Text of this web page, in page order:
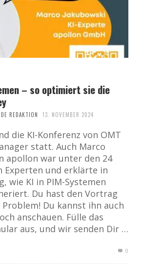
– so optimiert sie die
REDAKTION 13. NOVEMBER 2024
die KI-Konferenz von OMT
statt. Auch Marco
apollon war unter den 24
Experten und erklärte in
wie KI in PIM-Systemen
Du hast den Vortrag
Du kannst ihn auch
anschauen. Fülle das
aus, und wir senden Dir …
0